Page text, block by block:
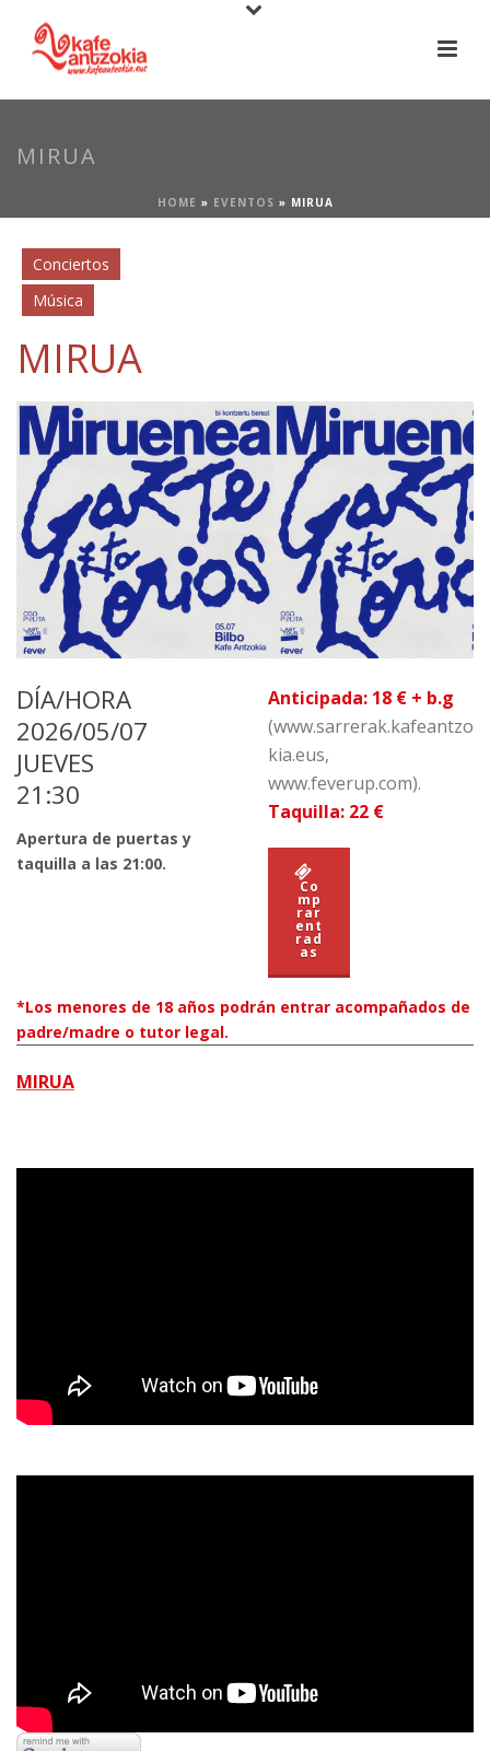
MIRUA
HOME » EVENTOS » MIRUA
Conciertos
Música
MIRUA
DÍA/HORA
2026/05/07
JUEVES
21:30
Apertura de puertas y
taquilla a las 21:00.
Anticipada: 18 € + b.g
(www.sarrerak.kafeantzo
kia.eus,
www.feverup.com).
Taquilla: 22 €
Co
mp
rar
ent
rad
as
*Los menores de 18 años podrán entrar acompañados de
padre/madre o tutor legal.
MIRUA